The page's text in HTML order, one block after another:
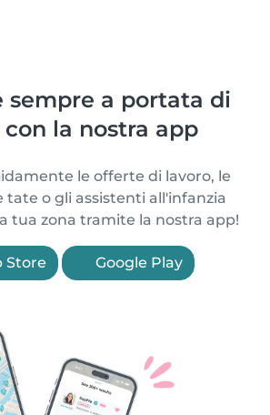
sempre a portata di
la nostra app
le offerte di lavoro, le
tate o gli assistenti all'infanzia
tua zona tramite la nostra app!
Store Google Play